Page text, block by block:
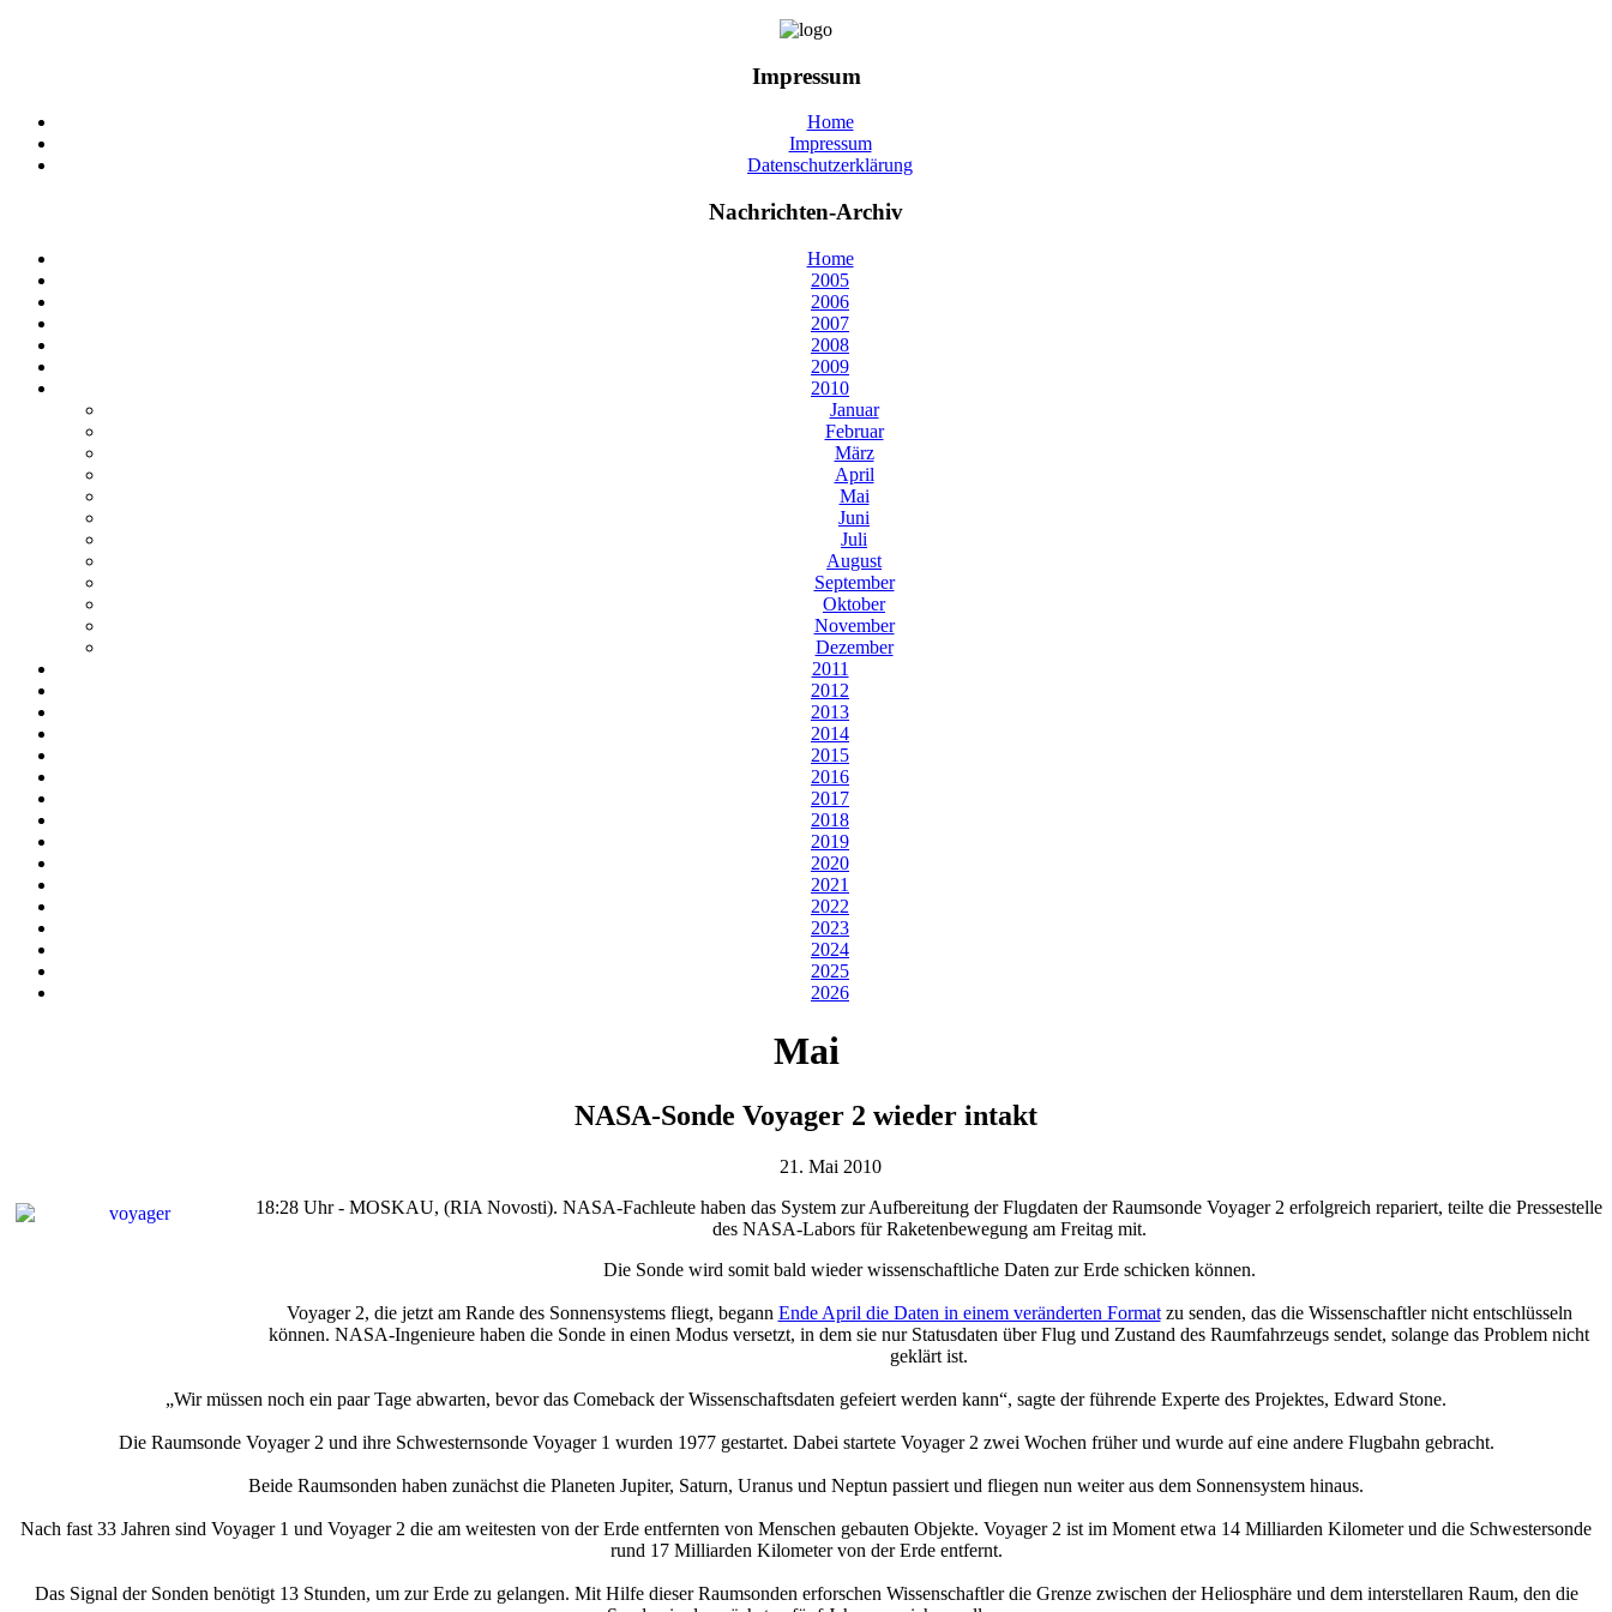
Impressum
Home
Impressum
Datenschutzerklärung
Nachrichten-Archiv
Home
2005
2006
2007
2008
2009
2010
Januar
Februar
März
April
Mai
Juni
Juli
August
September
Oktober
November
Dezember
2011
2012
2013
2014
2015
2016
2017
2018
2019
2020
2021
2022
2023
2024
2025
2026
Mai
NASA-Sonde Voyager 2 wieder intakt
21. Mai 2010
18:28 Uhr - MOSKAU, (RIA Novosti). NASA-Fachleute haben das System zur Aufbereitung der Flugdaten der Raumsonde Voyager 2 erfolgreich repariert, teilte die Pressestelle
des NASA-Labors für Raketenbewegung am Freitag mit.
Die Sonde wird somit bald wieder wissenschaftliche Daten zur Erde schicken können.
Voyager 2, die jetzt am Rande des Sonnensystems fliegt, begann Ende April die Daten in einem veränderten Formatzu senden, das die Wissenschaftler nicht entschlüsseln
können. NASA-Ingenieure haben die Sonde in einen Modus versetzt, in dem sie nur Statusdaten über Flug und Zustand des Raumfahrzeugs sendet, solange das Problem nicht
geklärt ist.
„Wir müssen noch ein paar Tage abwarten, bevor das Comeback der Wissenschaftsdaten gefeiert werden kann“, sagte der führende Experte des Projektes, Edward Stone.
Die Raumsonde Voyager 2 und ihre Schwesternsonde Voyager 1 wurden 1977 gestartet. Dabei startete Voyager 2 zwei Wochen früher und wurde auf eine andere Flugbahn gebracht.
Beide Raumsonden haben zunächst die Planeten Jupiter, Saturn, Uranus und Neptun passiert und fliegen nun weiter aus dem Sonnensystem hinaus.
Nach fast 33 Jahren sind Voyager 1 und Voyager 2 die am weitesten von der Erde entfernten von Menschen gebauten Objekte. Voyager 2 ist im Moment etwa 14 Milliarden Kilometer und die Schwestersonde
rund 17 Milliarden Kilometer von der Erde entfernt.
Das Signal der Sonden benötigt 13 Stunden, um zur Erde zu gelangen. Mit Hilfe dieser Raumsonden erforschen Wissenschaftler die Grenze zwischen der Heliosphäre und dem interstellaren Raum, den die